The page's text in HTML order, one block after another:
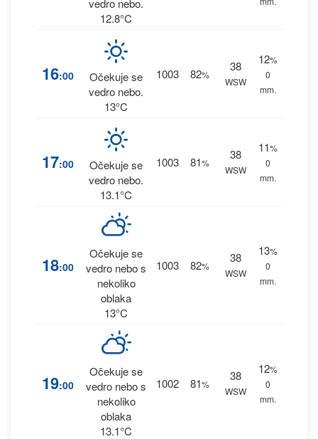
vedro nebo.
12.8°C
16:00
Očekuje se
vedro nebo.
13°C
1003 82%
38
WSW
12%
0
mm.
17:00
Očekuje se
vedro nebo.
13.1°C
1003 81%
38
WSW
11%
0
mm.
18:00
Očekuje se
vedro nebo s
nekoliko
oblaka
13°C
1003 82%
38
WSW
13%
0
mm.
19:00
Očekuje se
vedro nebo s
nekoliko
oblaka
13.1°C
1002 81%
38
WSW
12%
0
mm.